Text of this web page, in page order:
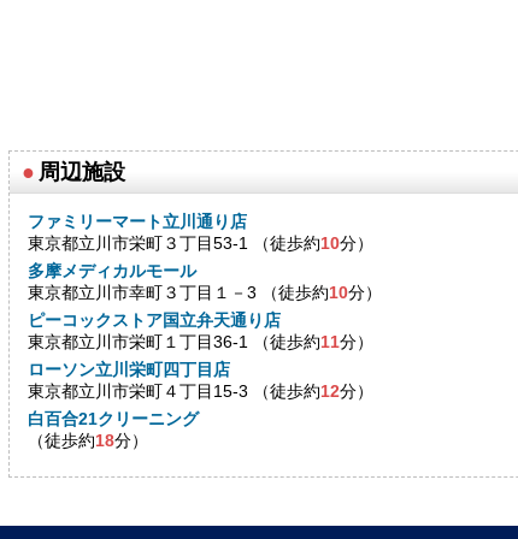
● 周辺施設
ファミリーマート立川通り店
東京都立川市栄町３丁目53-1 （徒歩約10分）
多摩メディカルモール
東京都立川市幸町３丁目１－3 （徒歩約10分）
ピーコックストア国立弁天通り店
東京都立川市栄町１丁目36-1 （徒歩約11分）
ローソン立川栄町四丁目店
東京都立川市栄町４丁目15-3 （徒歩約12分）
白百合21クリーニング
（徒歩約18分）